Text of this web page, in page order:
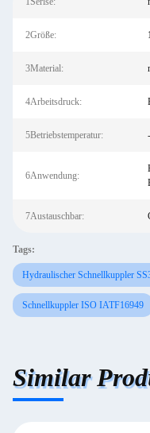
2Größe:
3Material:
4Arbeitsdruck:
5Betriebstemperatur:
6Anwendung:
7Austauschbar:
Tags:
Hydraulischer Schnellkuppler
Schnellkuppler ISO IATF16949
Similar